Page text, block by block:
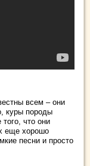
всем – они
куры породы
что они
еще хорошо
песни и просто